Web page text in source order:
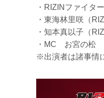
・RIZINファイター
・東海林里咲（
・知本真以子（
・MC お宮の松
※出演者は諸事情